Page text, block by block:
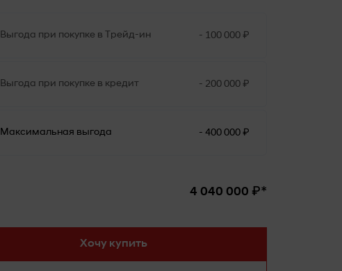
Выгода при покупке в Трейд-ин - 100 000 ₽
Выгода при покупке в кредит - 200 000 ₽
Максимальная выгода - 400 000 ₽
4 040 000 ₽*
Хочу купить